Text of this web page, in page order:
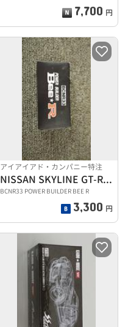
7,700 円
アイアイアド・カンパニー特注
NISSAN SKYLINE GT-R R33
BCNR33 POWER BUILDER BEE R
3,300 円